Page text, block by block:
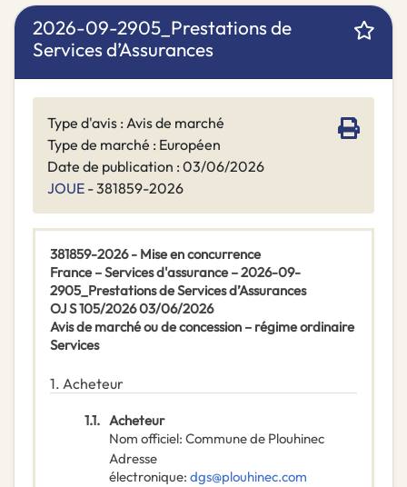
2026-09-2905_Prestations de
Services d’Assurances
Type d'avis : Avis de marché
Type de marché : Européen
Date de publication : 03/06/2026
JOUE - 381859-2026
381859-2026 - Mise en concurrence
France – Services d'assurance – 2026-09-
2905_Prestations de Services d’Assurances
OJ S 105/2026 03/06/2026
Avis de marché ou de concession – régime ordinaire
Services
1. Acheteur
1.1. Acheteur
Nom officiel: Commune de Plouhinec
Adresse
électronique: dgs@plouhinec.com